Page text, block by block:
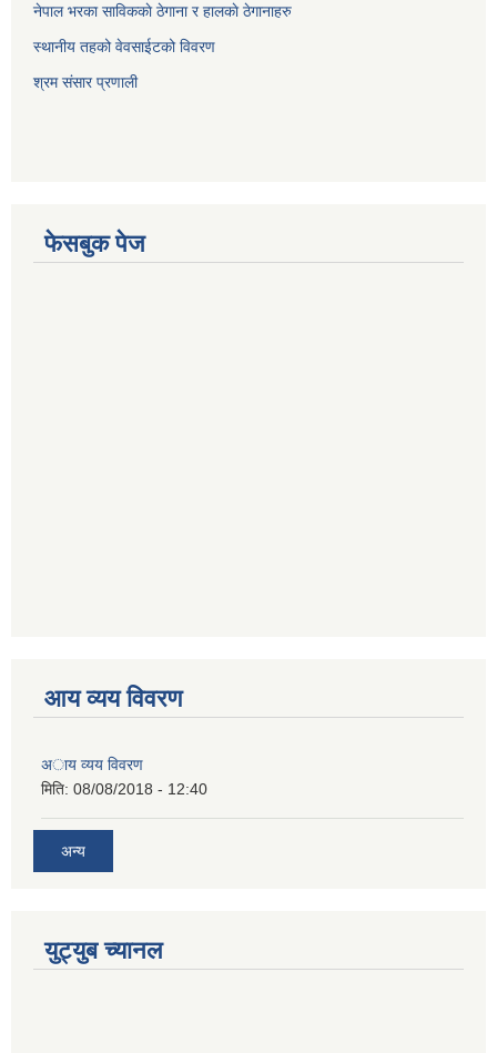
नेपाल भरका साविककाे ठेगाना र हालकाे ठेगानाहरु
स्थानीय तहको वेवसाईटको विवरण
श्रम संसार प्रणाली
फेसबुक पेज
आय व्यय विवरण
अाय व्यय विवरण
मिति: 08/08/2018 - 12:40
अन्य
युट्युब च्यानल